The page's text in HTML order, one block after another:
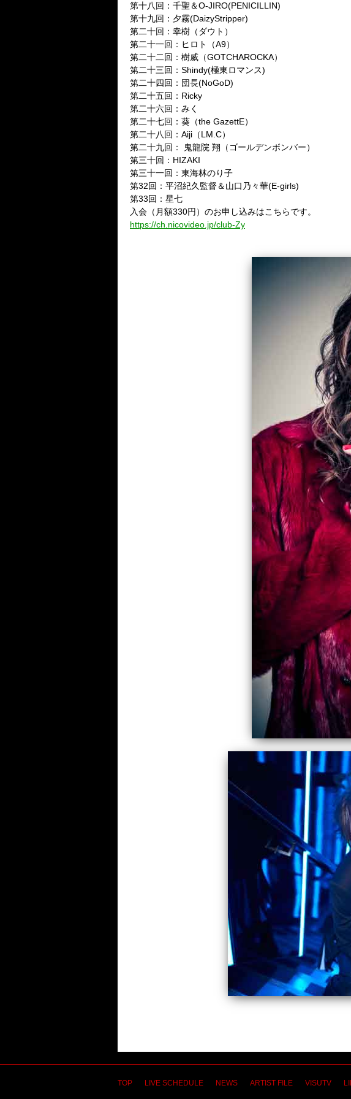
第十八回：千聖＆O-JIRO(PENICILLIN)
第十九回：夕霧(DaizyStripper)
第二十回：幸樹（ダウト）
第二十一回：ヒロト（A9）
第二十二回：樹威（GOTCHAROCKA）
第二十三回：Shindy(極東ロマンス)
第二十四回：団長(NoGoD)
第二十五回：Ricky
第二十六回：みく
第二十七回：葵（the GazettE）
第二十八回：Aiji（LM.C）
第二十九回： 鬼龍院 翔（ゴールデンボンバー）
第三十回：HIZAKI
第三十一回：東海林のり子
第32回：平沼紀久監督＆山口乃々華(E-girls)
第33回：星七
入会（月額330円）のお申し込みはこちらです。
https://ch.nicovideo.jp/club-Zy
TOP LIVE SCHEDULE NEWS ARTIST FILE VISUTV